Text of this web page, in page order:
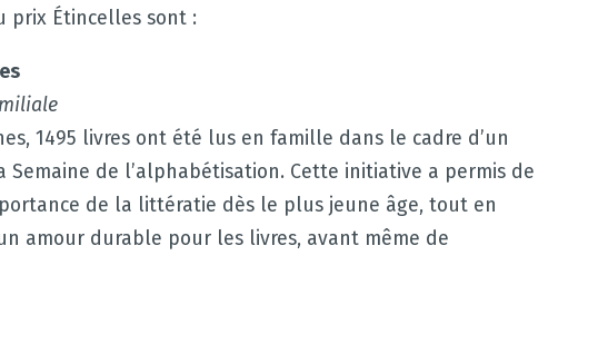
prix Étincelles sont :
1495 livres ont été lus en famille dans le cadre d’un
de l’alphabétisation. Cette initiative a permis de
de la littératie dès le plus jeune âge, tout en
amour durable pour les livres, avant même de